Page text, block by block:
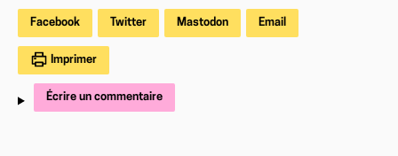
Facebook Twitter Mastodon Email
Imprimer
Écrire un commentaire